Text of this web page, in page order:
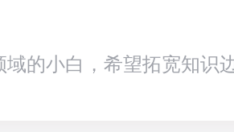
域的小白，希望拓宽知识